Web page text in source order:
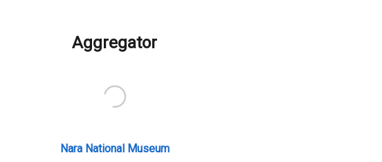
Aggregator
Nara National Museum